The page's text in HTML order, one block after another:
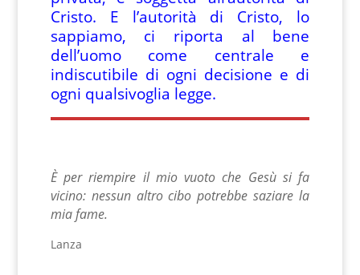
Cristo. E l’autorità di Cristo, lo
sappiamo, ci riporta al bene
dell’uomo come centrale e
indiscutibile di ogni decisione e di
ogni qualsivoglia legge.
È per riempire il mio vuoto che Gesù si fa
vicino: nessun altro cibopotrebbe saziare la
mia fame.
Lanza